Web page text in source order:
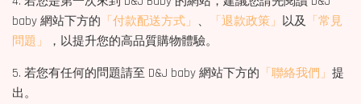
baby 網站下方的 「付款配送方式」 、 「退款政策」 以及
「常見
問題」
，以提升您的高品質購物體驗。
5. 若您有任何的問題請至 D&J baby 網站下方的 「聯絡我們」 提
出。